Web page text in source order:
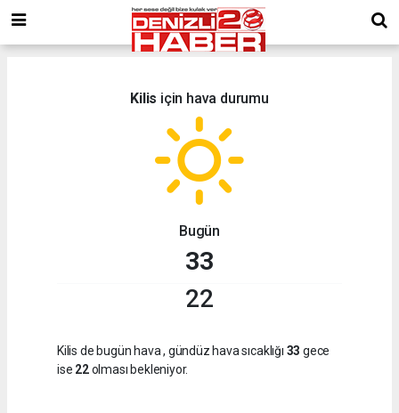
Kilis için hava durumu
Bugün
33
22
Kilis de bugün hava, gündüz hava sıcaklığı 33 gece
ise 22olması bekleniyor.